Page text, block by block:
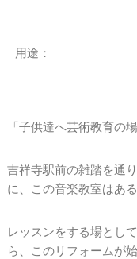
用途：
「子供達へ芸術教育の
吉祥寺駅前の雑踏を通
に、この音楽教室はある
レッスンをする場とし
ら、このリフォームが